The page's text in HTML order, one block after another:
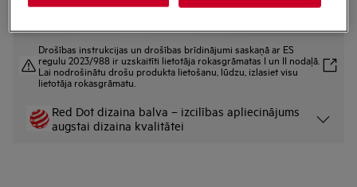
Drošības instrukcijas un drošības brīdinājumi saskaņā ar ES
regulu 2023/988 ir uzskaitīti lietotāja rokasgrāmatas I un II nodaļā.
Lai nodrošinātu drošu produkta lietošanu, lūdzu, izlasiet visu
lietotāja rokasgrāmatu.
Red Dot dizaina balva – izcilības apliecinājums
augstai dizaina kvalitātei